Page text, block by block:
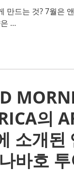
만드는 것? 7월은
…
의
소개된
바호